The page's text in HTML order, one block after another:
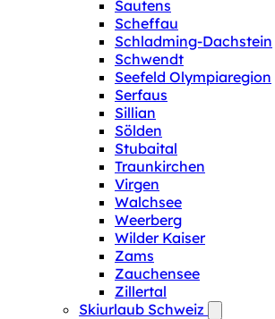
Sautens
Scheffau
Schladming-Dachstein
Schwendt
Seefeld Olympiaregion
Serfaus
Sillian
Sölden
Stubaital
Traunkirchen
Virgen
Walchsee
Weerberg
Wilder Kaiser
Zams
Zauchensee
Zillertal
Skiurlaub Schweiz